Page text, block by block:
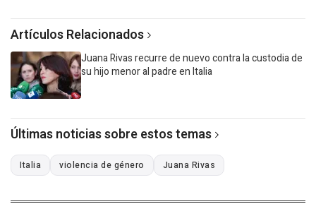
Artículos Relacionados
Juana Rivas recurre de nuevo contra la custodia de
su hijo menor al padre en Italia
Últimas noticias sobre estos temas
Italia violencia de género Juana Rivas